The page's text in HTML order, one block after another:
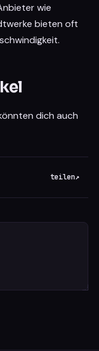
wie
bieten oft
dich auch
teilen↗